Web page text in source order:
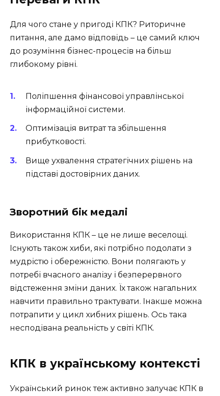
Для чого стане у пригоді КПК? Риторичне
питання, але дамо відповідь – це самий ключ
до розуміння бізнес-процесів на більш
глибокому рівні.
Поліпшення фінансової управлінської
інформаційної системи.
Оптимізація витрат та збільшення
прибутковості.
Вище ухвалення стратегічних рішень на
підставі достовірних даних.
Зворотний бік медалі
Використання КПК – це не лише веселощі.
Існують також хиби, які потрібно подолати з
мудрістю і обережністю. Вони полягають у
потребі вчасного аналізу і безперервного
відстеження зміни даних. Їх також нагальних
навчити правильно трактувати. Інакше можна
потрапити у цикл хибних рішень. Ось така
несподівана реальність у світі КПК.
КПК в українському контексті
Український ринок теж активно залучає КПК в